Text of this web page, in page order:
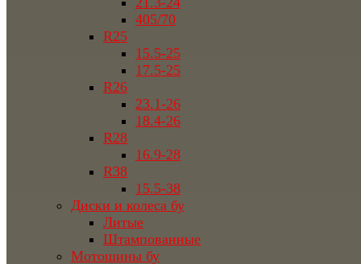
405/70
R25
15.5-25
17.5-25
R26
23.1-26
18.4-26
R28
16.9-28
R38
15.5-38
Диски и колеса бу
Литые
Штампованные
Мотошины бу